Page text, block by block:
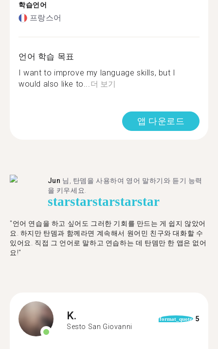
학습언어
프랑스어
언어 학습 목표
I want to improve my language skills, but I
would also like to...더 보기
앱 다운로드
Jun 님, 탄뎀을 사용하여 영어 말하기와 듣기 능력
을 키우세요.
starstarstarstarstar
"언어 연습을 하고 싶어도 그러한 기회를 만드는 게 쉽지 않았어
요. 하지만 탄뎀과 함께라면 계속해서 원어민 친구와 대화할 수
있어요. 직접 그 언어로 말하고 연습하는 데 탄뎀만 한 앱은 없어
요!"
K.
Sesto San Giovanni
format_quote 5